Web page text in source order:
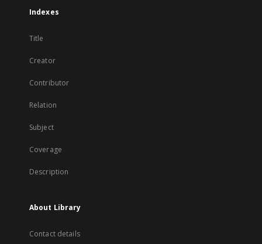
Indexes
Title
Creator
Contributor
Relation
Subject
Coverage
Description
About Library
Contact details